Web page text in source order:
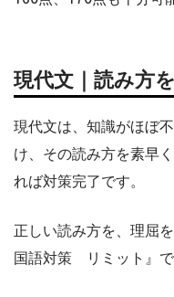
現代文｜読み方
現代文は、知識がほぼ
け、その読み方を素早
れば対策完了です。
正しい読み方を、理屈
国語対策 リミット』で